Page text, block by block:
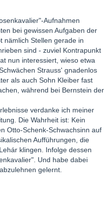
Aufnahmen
bei gewissen Aufgaben der
nämlich Stellen gerade in
sind - zuviel Kontrapunkt
nun interessiert, wieso etwa
Strauss' gnadenlos
als auch Sohn Kleiber fast
während bei Bernstein der
verdanke ich meiner
Die Wahrheit ist: Kein
Otto-Schenk-Schwachsinn auf
Aufführungen, die
klingen. Infolge dessen
Und habe dabei
gelernt.